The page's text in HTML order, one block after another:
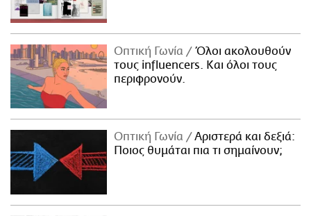
Οπτική Γωνία
Όλοι ακολουθούν
τους influencers. Και όλοι τους
περιφρονούν.
Οπτική Γωνία
Αριστερά και δεξιά:
Ποιος θυμάται πια τι σημαίνουν;